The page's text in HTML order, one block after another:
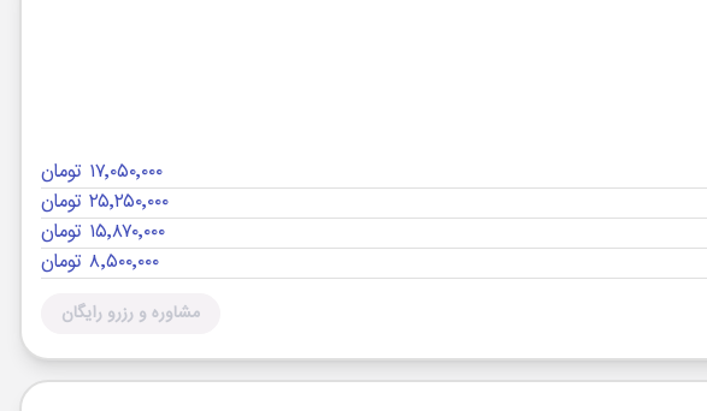
۱۷٬۰۵۰٬۰۰۰ تومان
۲۵٬۲۵۰٬۰۰۰ تومان
۱۵٬۸۷۰٬۰۰۰ تومان
۸٬۵۰۰٬۰۰۰ تومان
مشاوره و رزرو رایگان